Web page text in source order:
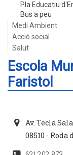
Pla Educatiu
Bus a peu
Medi Ambient
Acció social
Salut
Escola
Faristol
Av. Tecla
08510 - Roda